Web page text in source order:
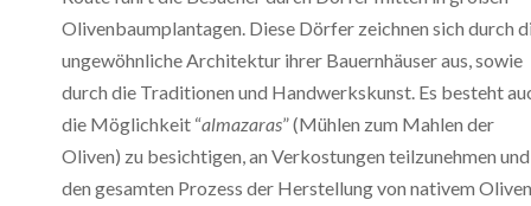
Olivenbaumplantagen. Diese Dörfer zeichnen sich durch
ungewöhnliche Architektur ihrer Bauernhäuser aus, sowie
durch die Traditionen und Handwerkskunst. Es besteht
die Möglichkeit “almazaras” (Mühlen zum Mahlen der
Oliven) zu besichtigen, an Verkostungen teilzunehmen und
den gesamten Prozess der Herstellung von nativem